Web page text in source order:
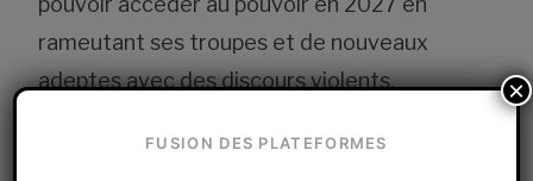
rameutant ses troupes et de nouveaux
adeptes avec des discours violents,
trompe. Un révolutionnaire doit choisir : les
FUSION DES PLATEFORMES
×